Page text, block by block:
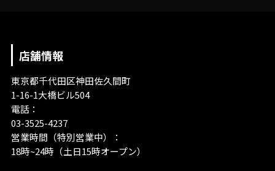
店舗情報
東京都千代田区神田佐久間町
1-16-1大橋ビル504
電話：
03-3525-4237
営業時間（特別営業中）：
18時~24時（土日15時オープン）